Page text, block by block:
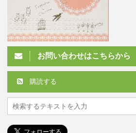
お問い合わせはこちらから
購読する